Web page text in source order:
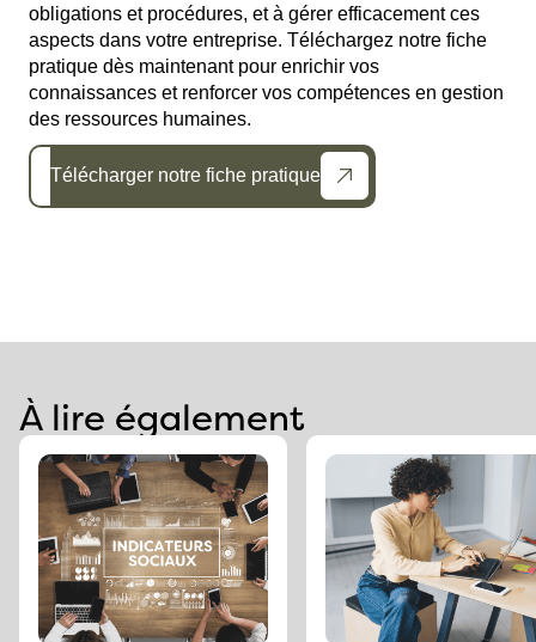
obligations et procédures, et à gérer efficacement ces
aspects dans votre entreprise. Téléchargez notre fiche
pratique dès maintenant pour enrichir vos
connaissances et renforcer vos compétences en gestion
des ressources humaines.
Télécharger notre fiche pratique
À lire également